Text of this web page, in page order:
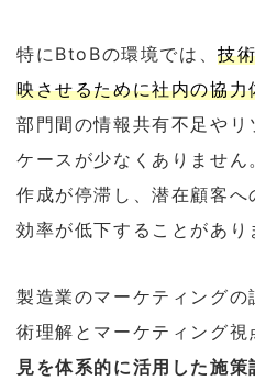
特にBtoBの環境では、技
映させるために社内の協
部門間の情報共有不足や
ケースが少なくありませ
作成が停滞し、潜在顧客
効率が低下することがあり
製造業のマーケティング
術理解とマーケティング視
見を体系的に活用した施